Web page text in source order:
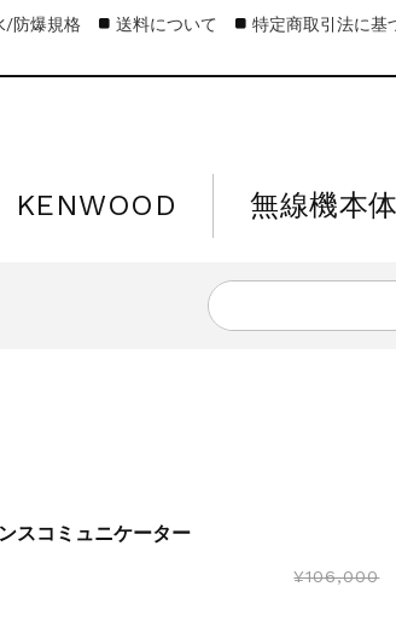
KENWOOD 無線機本体
/防爆規格 送料について 特定商取引法に基
スコミュニケーター
¥106,000